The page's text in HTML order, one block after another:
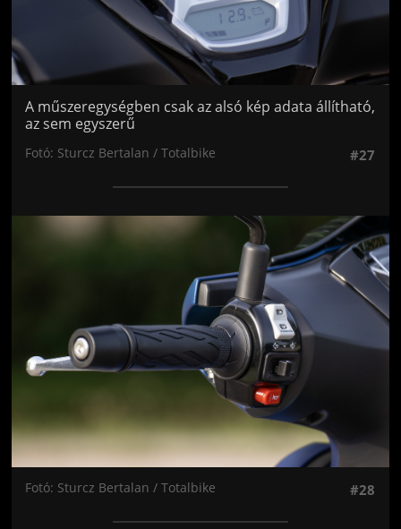
A műszeregységben csak az alsó kép adata állítható,
az sem egyszerű
Fotó: Sturcz Bertalan / Totalbike #27
Jön még kép!
Fotó: Sturcz Bertalan / Totalbike #28